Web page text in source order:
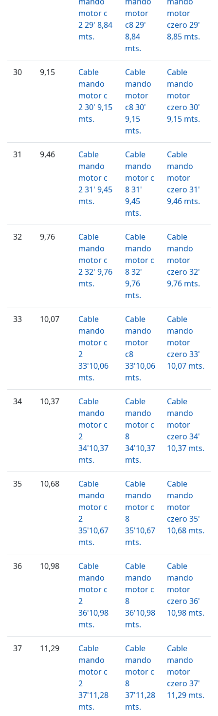
motor c
2 29' 8,84
mts.
motor
c8 29'
8,84
mts.
motor
czero 29'
8,85 mts.
30 9,15
Cable
mando
motor c
2 30' 9,15
mts.
Cable
mando
motor
c8 30'
9,15
mts.
Cable
mando
motor
czero 30'
9,15 mts.
31 9,46
Cable
mando
motor c
2 31' 9,45
mts.
Cable
mando
motor c
8 31'
9,45
mts.
Cable
mando
motor
czero 31'
9,46 mts.
32 9,76
Cable
mando
motor c
2 32' 9,76
mts.
Cable
mando
motor c
8 32'
9,76
mts.
Cable
mando
motor
czero 32'
9,76 mts.
33 10,07
Cable
mando
motor c
2
33'10,06
mts.
Cable
mando
motor
c8
33'10,06
mts.
Cable
mando
motor
czero 33'
10,07 mts.
34 10,37
Cable
mando
motor c
2
34'10,37
mts.
Cable
mando
motor c
8
34'10,37
mts.
Cable
mando
motor
czero 34'
10,37 mts.
35 10,68
Cable
mando
motor c
2
35'10,67
mts.
Cable
mando
motor c
8
35'10,67
mts.
Cable
mando
motor
czero 35'
10,68 mts.
36 10,98
Cable
mando
motor c
2
36'10,98
mts.
Cable
mando
motor c
8
36'10,98
mts.
Cable
mando
motor
czero 36'
10,98 mts.
37 11,29
Cable
mando
motor c
2
37'11,28
mts.
Cable
mando
motor c
8
37'11,28
mts.
Cable
mando
motor
czero 37'
11,29 mts.